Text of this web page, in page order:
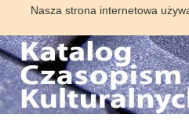
Nasza strona internetowa